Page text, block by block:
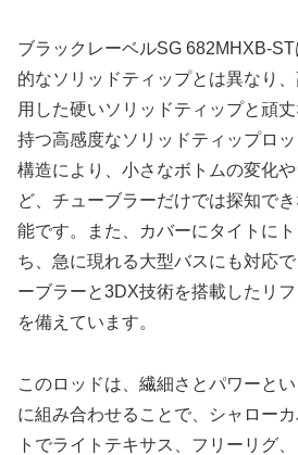
ブラックレーベルSG 682MHXB-
的なソリッドティップとは異なり
用した硬いソリッドティップと頑
持つ高感度なソリッドティップロ
構造により、小さなボトムの変化
ど、チューブラーだけでは探知で
能です。また、カバーにタイトに
ち、急に現れる大型バスにも対応
ーブラーと3DX技術を搭載したリ
を備えています。
このロッドは、繊細さとパワーと
に組み合わせることで、シャロー
トでライトテキサス、フリーリグ